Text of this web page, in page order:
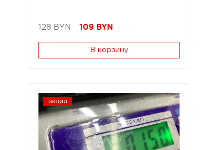
128 BYN 109 BYN
В корзину
акция